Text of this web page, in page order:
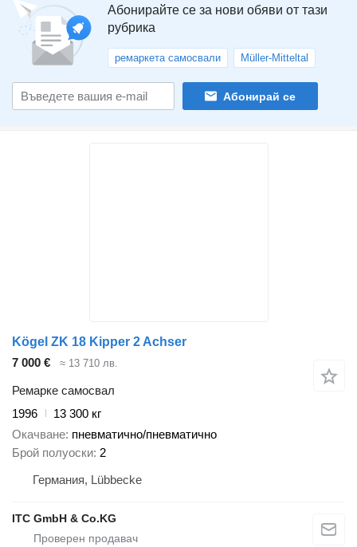
Абонирайте се за нови обяви от тази
рубрика
ремаркета самосвали Müller-Mitteltal
Абонирай се
Kögel ZK 18 Kipper 2 Achser
7 000 €
≈ 13 710 лв.
Ремарке самосвал
1996
13 300 кг
Окачване пневматично/пневматично
Брой полуоски 2
Германия, Lübbecke
ITC GmbH & Co.KG